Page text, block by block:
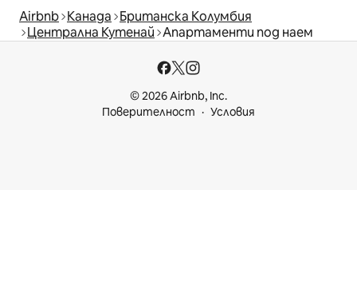
Airbnb Канада Британска Колумбия
Централна Кутенай Апартаменти под наем
© 2026 Airbnb, Inc.
Поверителност
Условия